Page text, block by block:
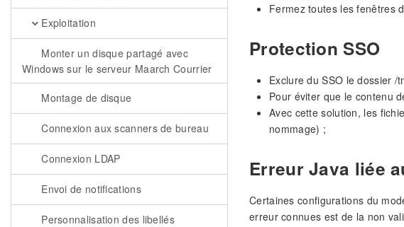
Exploitation
Monter un disque partagé avec
Windows sur le serveur Maarch Courrier
Montage de disque
Connexion aux scanners de bureau
Connexion LDAP
Envoi de notifications
Personnalisation des libellés
Fermez toutes les fenêtres
Protection SSO
Exclure du SSO le dossier /
Pour éviter que le contenu
Avec cette solution, les
nommage) ;
Erreur Java liée
Certaines configurations du
erreur connues est de la non